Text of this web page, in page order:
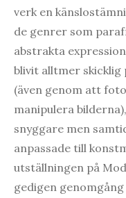
verk en
de genrer som
abstrakta
blivit alltmer skicklig
(även genom att
manipulera
snyggare men
anpassade till
utställningen på
gedigen